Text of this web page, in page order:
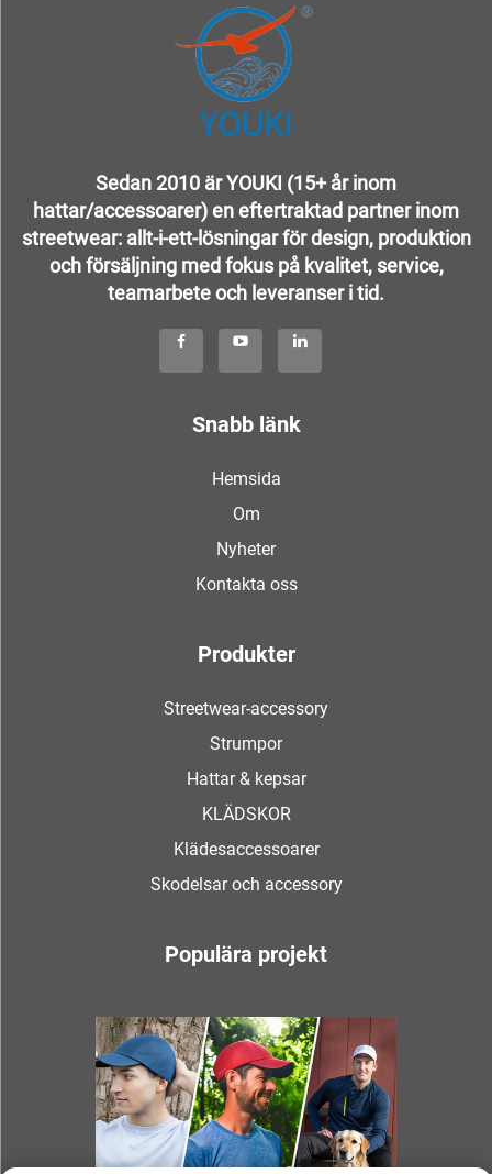
Sedan 2010 är YOUKI (15+ år inom
hattar/accessoarer) en eftertraktad partner inom
streetwear: allt-i-ett-lösningar för design, produktion
och försäljning med fokus på kvalitet, service,
teamarbete och leveranser i tid.
Snabb länk
Hemsida
Om
Nyheter
Kontakta oss
Produkter
Streetwear-accessory
Strumpor
Hattar & kepsar
KLÄDSKOR
Klädesaccessoarer
Skodelsar och accessory
Populära projekt